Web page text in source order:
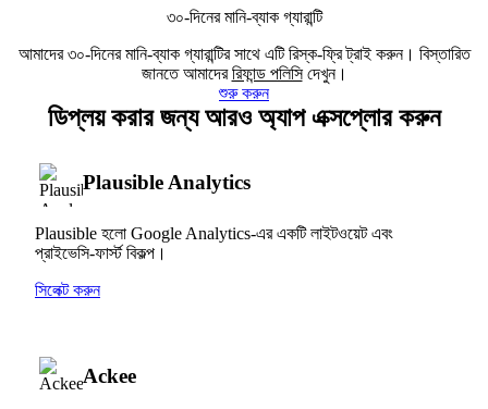
৩০-দিনের মানি-ব্যাক গ্যারান্টি
আমাদের ৩০-দিনের মানি-ব্যাক গ্যারান্টির সাথে এটি রিস্ক-ফ্রি ট্রাই করুন। বিস্তারিত
জানতে আমাদেররিফান্ড পলিসিদেখুন।
শুরু করুন
ডিপ্লয় করার জন্য আরও অ্যাপ এক্সপ্লোর করুন
Plausible Analytics
Plausible হলো Google Analytics-এর একটি লাইটওয়েট এবং
প্রাইভেসি-ফার্স্ট বিকল্প।
সিলেক্ট করুন
Ackee